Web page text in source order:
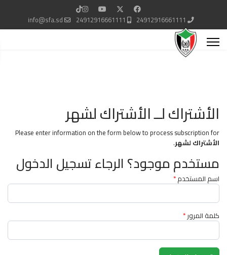
24912916661111
24912916661111
info@sfa.sd
الأشتراك لــ الأشتراك لشهر
Please enter information on the form below to process subscription for
الأشتراك لشهر.
مستخدم موجود؟ الرجاء تسجيل الدخول
اسم المستخدم*
كلمة المرور*